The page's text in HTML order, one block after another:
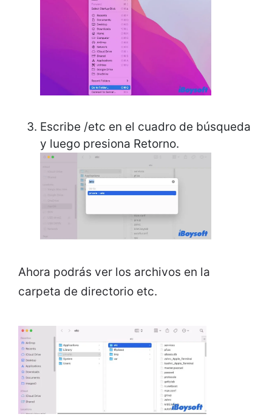
Escribe /etc en el cuadro de búsqueda
y luego presiona Retorno.
Ahora podrás ver los archivos en la
carpeta de directorio etc.